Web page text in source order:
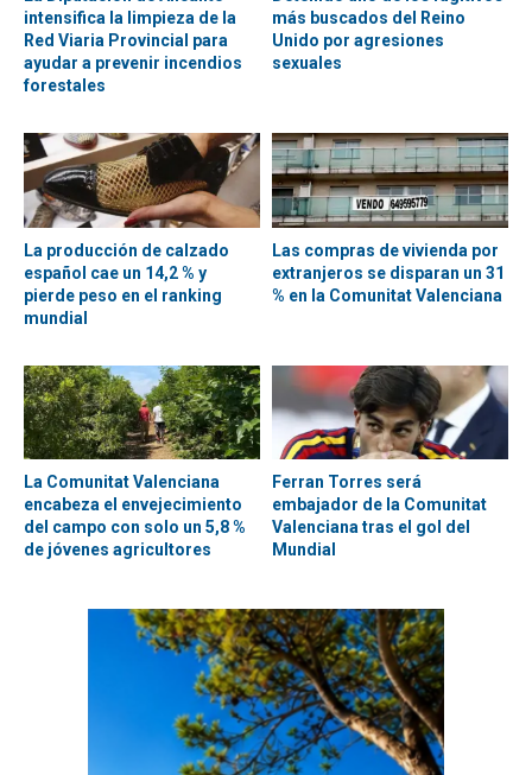
intensifica la limpieza de la
Red Viaria Provincial para
ayudar a prevenir incendios
forestales
más buscados del Reino
Unido por agresiones
sexuales
La producción de calzado
español cae un 14,2 % y
pierde peso en el ranking
mundial
Las compras de vivienda por
extranjeros se disparan un 31
% en la Comunitat Valenciana
La Comunitat Valenciana
encabeza el envejecimiento
del campo con solo un 5,8 %
de jóvenes agricultores
Ferran Torres será
embajador de la Comunitat
Valenciana tras el gol del
Mundial